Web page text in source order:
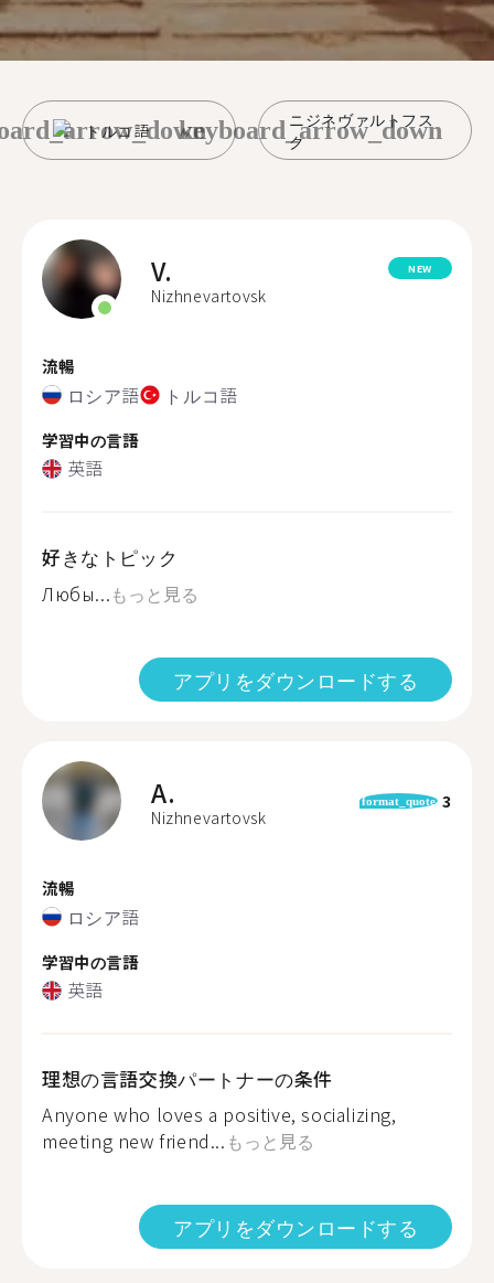
トルコ語
ニジネヴァルトフス
ク
keyboard_arrow_down
V.
Nizhnevartovsk
NEW
流暢
ロシア語 トルコ語
学習中の言語
英語
好きなトピック
Любы...もっと見る
アプリをダウンロードする
A.
Nizhnevartovsk
format_quote 3
流暢
ロシア語
学習中の言語
英語
理想の言語交換パートナーの条件
Anyone who loves a positive, socializing,
meeting new friend... もっと見る
アプリをダウンロードする